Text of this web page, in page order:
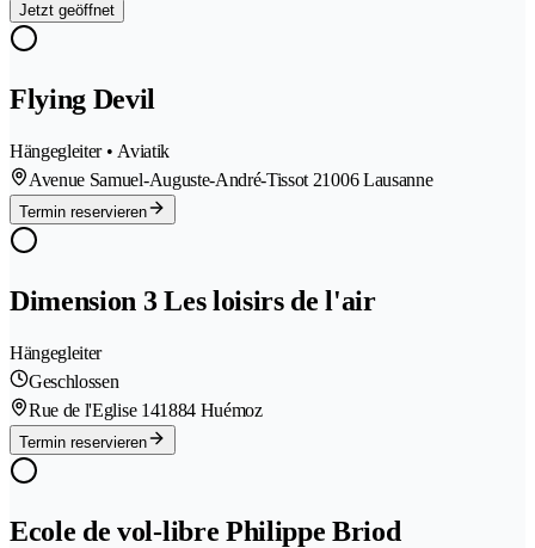
Jetzt geöffnet
Flying Devil
Hängegleiter • Aviatik
Avenue Samuel-Auguste-André-Tissot 21006 Lausanne
Termin reservieren
Dimension 3 Les loisirs de l'air
Hängegleiter
Geschlossen
Rue de l'Eglise 141884 Huémoz
Termin reservieren
Ecole de vol-libre Philippe Briod